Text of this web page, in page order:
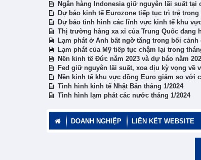
Ngân hàng Indonesia giữ nguyên lãi suất tại
Dự báo kinh tế Eurozone tiếp tục trì trệ
Dự báo tình hình các lĩnh vực kinh tế khu
Thị trường hàng xa xỉ của Trung Quốc
Lạm phát ở Anh bất ngờ tăng trong bối
Lạm phát của Mỹ tiếp tục chậm lại trong
Nền kinh tế Đức năm 2023 và dự báo năm
Fed giữ nguyên lãi suất, xoa dịu kỳ vọng về
Nền kinh tế khu vực đồng Euro giảm so với
Tình hình kinh tế Nhật Bản tháng 1/2024
Tình hình lạm phát các nước tháng 1/2024
DOANH NGHIỆP LIÊN KẾT WEBSITE